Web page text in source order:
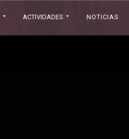
ACTIVIDADES NOTICIAS